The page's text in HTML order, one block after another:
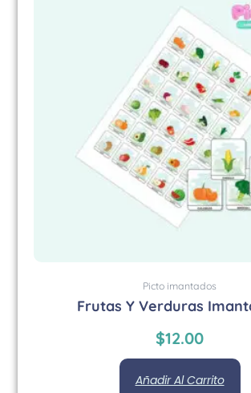
Picto imantados
Frutas Y Verduras
$12.00
Añadir Al Carrito